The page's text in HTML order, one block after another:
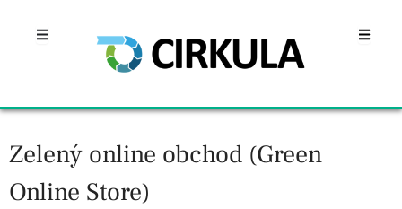
Open Open
Zelený online obchod (Green
Online Store)